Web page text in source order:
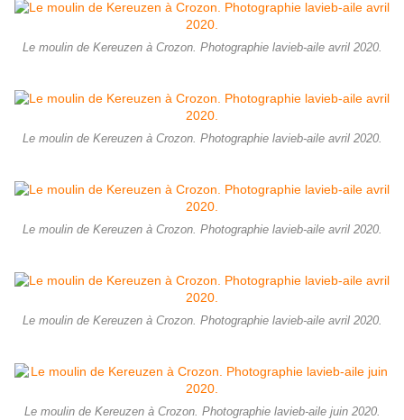
Le moulin de Kereuzen à Crozon. Photographie lavieb-aile avril 2020.
Le moulin de Kereuzen à Crozon. Photographie lavieb-aile avril 2020.
Le moulin de Kereuzen à Crozon. Photographie lavieb-aile avril 2020.
Le moulin de Kereuzen à Crozon. Photographie lavieb-aile avril 2020.
Le moulin de Kereuzen à Crozon. Photographie lavieb-aile juin 2020.